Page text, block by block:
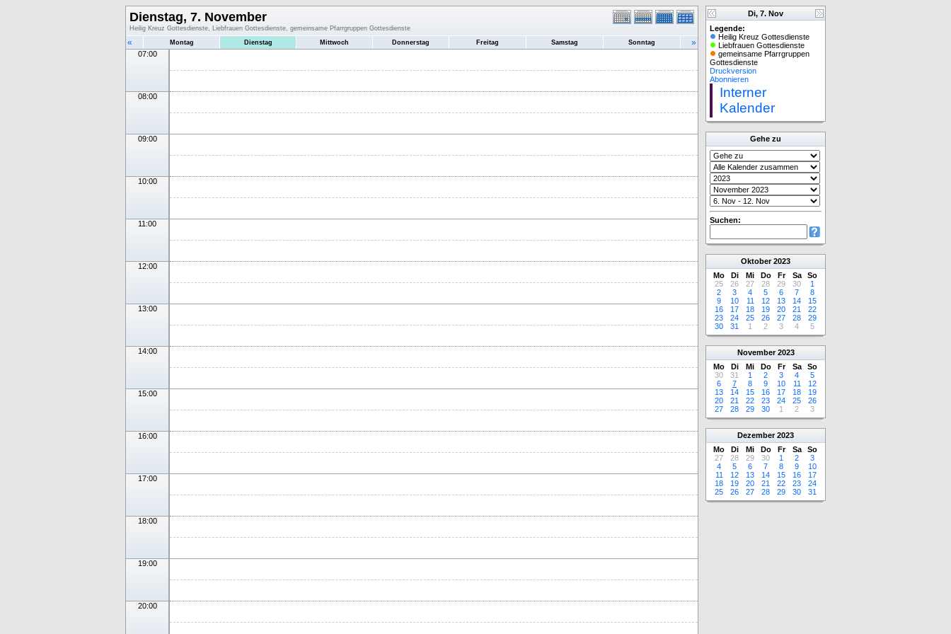
Dienstag, 7. November
Heilig Kreuz Gottesdienste, Liebfrauen Gottesdienste, gemeinsame Pfarrgruppen Gottesdienste
« Montag Dienstag Mittwoch Donnerstag Freitag Samstag Sonntag »
07:00
08:00
09:00
10:00
11:00
12:00
13:00
14:00
15:00
16:00
17:00
18:00
19:00
20:00
Di, 7. Nov
Legende:
Heilig Kreuz Gottesdienste
Liebfrauen Gottesdienste
gemeinsame Pfarrgruppen
Gottesdienste
Druckversion
Abonnieren
Interner
Kalender
Gehe zu
Suchen:
Oktober 2023
Mo
Di Mi Do Fr Sa
So
25
26 27 28 29 30
1
2
3 4 5 6 7
8
9
10 11 12 13 14
15
16
17 18 19 20 21
22
23
24 25 26 27 28
29
30
31 1 2 3 4 5
November 2023
Mo
Di Mi Do Fr Sa
So
30
31 1 2 3 4
5
6
7 8 9 10 11
12
13
14 15 16 17 18
19
20
21 22 23 24 25
26
27
28 29 30 1 2 3
Dezember 2023
Mo
Di Mi Do Fr Sa
So
27
28 29 30 1 2
3
4
5 6 7 8 9
10
11
12 13 14 15 16
17
18
19 20 21 22 23
24
25
26 27 28 29 30 31